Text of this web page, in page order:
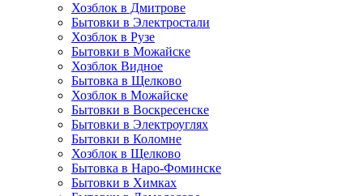
Хозблок в Дмитрове
Бытовки в Электростали
Хозблок в Рузе
Бытовки в Можайске
Хозблок Видное
Бытовкa в Щелково
Хозблок в Можайске
Бытовки в Воскресенске
Бытовки в Электроуглях
Бытовки в Коломне
Хозблок в Щелково
Бытовка в Наро-Фоминске
Бытовки в Химках